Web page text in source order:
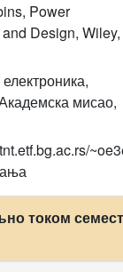
Power
Design, Wiley,
мисао,
током